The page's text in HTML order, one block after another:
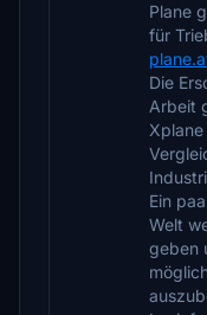
Plane
für
Die
Arbeit
Ein
Welt
geben